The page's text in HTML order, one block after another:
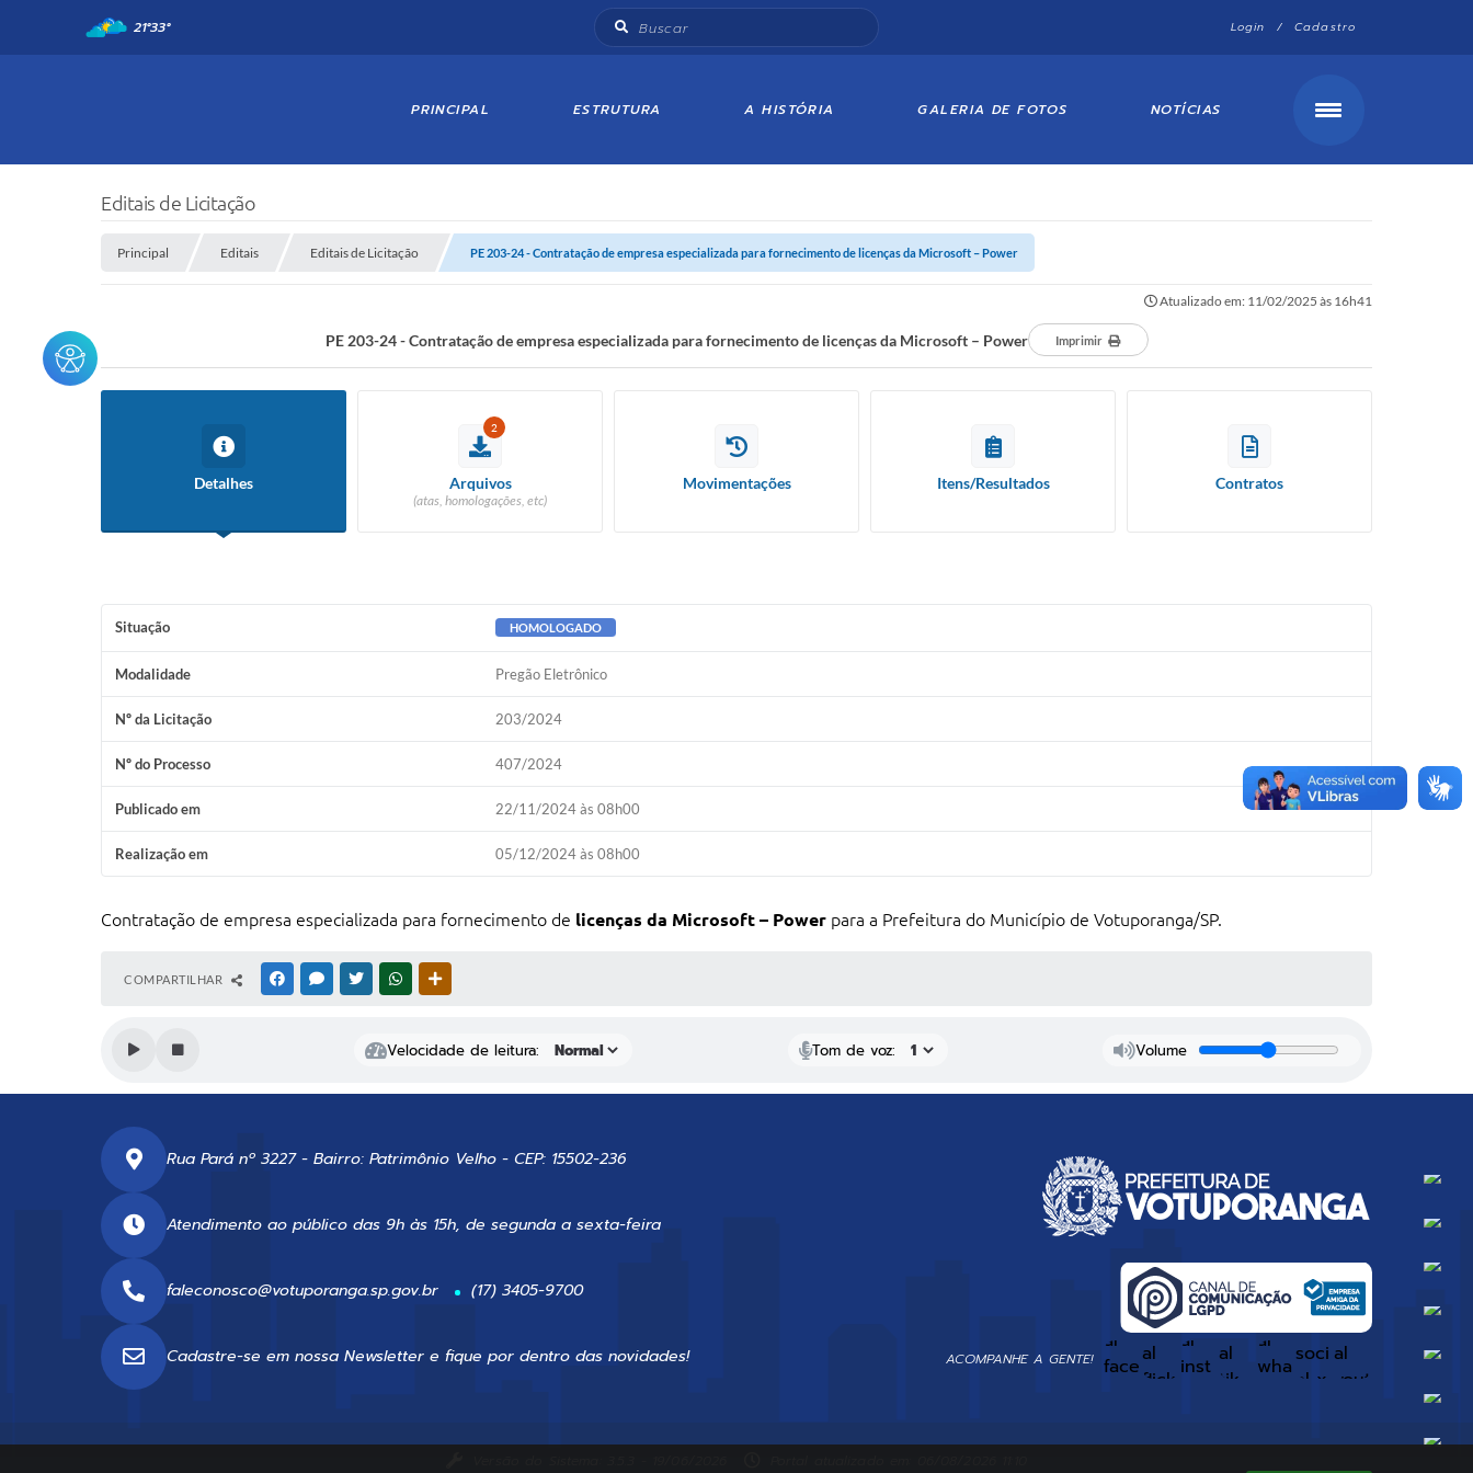
Login / Cadastro
21°33°
PRINCIPAL ESTRUTURA A HISTÓRIA GALERIA DE FOTOS NOTÍCIAS
Editais de Licitação
Principal Editais Editais de Licitação PE 203-24 - Contratação de empresa especializada para fornecimento de licenças da Microsoft – Power
Atualizado em: 11/02/2025 às 16h41
PE 203-24 - Contratação de empresa especializada para fornecimento de licenças da Microsoft – Power Imprimir
Detalhes
2
Arquivos
(atas, homologações, etc)
Movimentações Itens/Resultados Contratos
Situação HOMOLOGADO
Modalidade Pregão Eletrônico
Nº da Licitação 203/2024
Nº do Processo 407/2024
Publicado em 22/11/2024 às 08h00
Realização em 05/12/2024 às 08h00
Contratação de empresa especializada para fornecimento de licenças da Microsoft – Power para a Prefeitura do Município de Votuporanga/SP.
COMPARTILHAR FACEBOOKMESSENGER
TWITTERWHATSAPP
Velocidade de leitura: Tom de voz: Volume
Rua Pará nº 3227 - Bairro: Patrimônio Velho - CEP: 15502-236
Atendimento ao público das 9h às 15h, de segunda a sexta-feira
faleconosco@votuporanga.sp.gov.br (17) 3405-9700
Cadastre-se em nossa Newsletter e fique por dentro das novidades! ACOMPANHE A GENTE!